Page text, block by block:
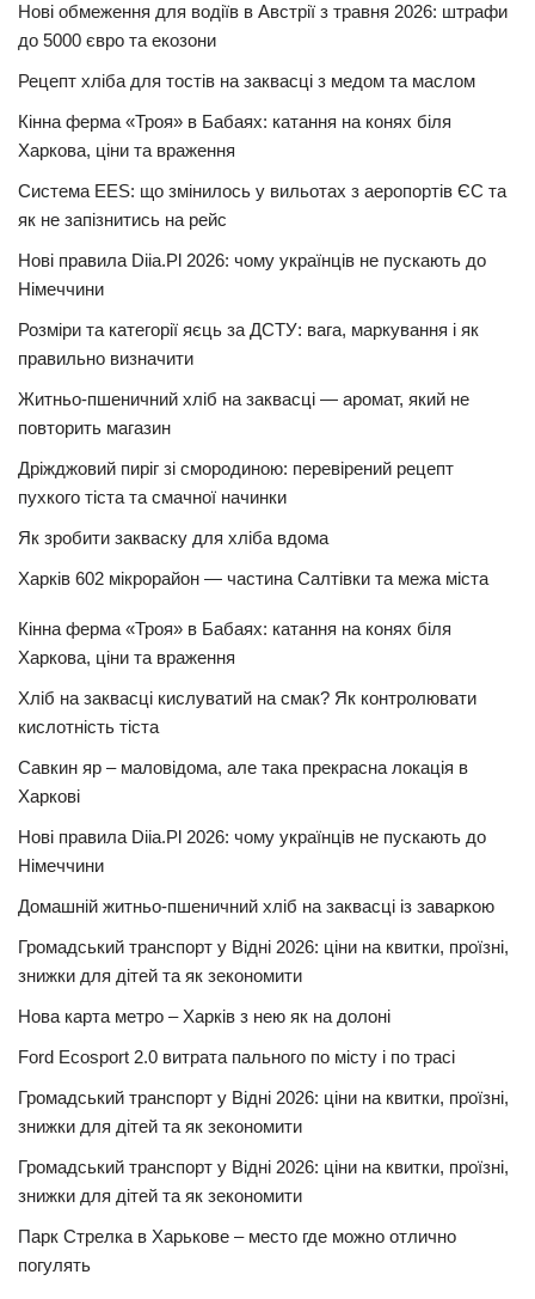
Нові обмеження для водіїв в Австрії з травня 2026: штрафи
до 5000 євро та екозони
Рецепт хліба для тостів на заквасці з медом та маслом
Кінна ферма «Троя» в Бабаях: катання на конях біля
Харкова, ціни та враження
Система EES: що змінилось у вильотах з аеропортів ЄС та
як не запізнитись на рейс
Нові правила Diia.Pl 2026: чому українців не пускають до
Німеччини
Розміри та категорії яєць за ДСТУ: вага, маркування і як
правильно визначити
Житньо-пшеничний хліб на заквасці — аромат, який не
повторить магазин
Дріжджовий пиріг зі смородиною: перевірений рецепт
пухкого тіста та смачної начинки
Як зробити закваску для хліба вдома
Харків 602 мікрорайон — частина Салтівки та межа міста
Кінна ферма «Троя» в Бабаях: катання на конях біля
Харкова, ціни та враження
Хліб на заквасці кислуватий на смак? Як контролювати
кислотність тіста
Савкин яр – маловідома, але така прекрасна локація в
Харкові
Нові правила Diia.Pl 2026: чому українців не пускають до
Німеччини
Домашній житньо-пшеничний хліб на заквасці із заваркою
Громадський транспорт у Відні 2026: ціни на квитки, проїзні,
знижки для дітей та як зекономити
Нова карта метро – Харків з нею як на долоні
Ford Ecosport 2.0 витрата пального по місту і по трасі
Громадський транспорт у Відні 2026: ціни на квитки, проїзні,
знижки для дітей та як зекономити
Громадський транспорт у Відні 2026: ціни на квитки, проїзні,
знижки для дітей та як зекономити
Парк Стрелка в Харькове – место где можно отлично
погулять